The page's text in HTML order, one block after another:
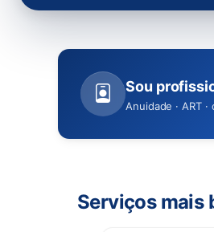
Sou
Anuidade · ART
Serviços mais